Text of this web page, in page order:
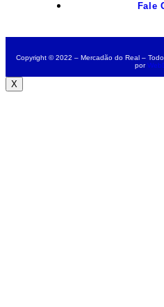
Fale
Copyright © 2022 – Mercadão do Real –
por
X